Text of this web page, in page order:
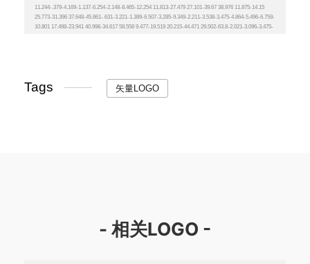
Tags 矢量LOGO
- 相关LOGO -